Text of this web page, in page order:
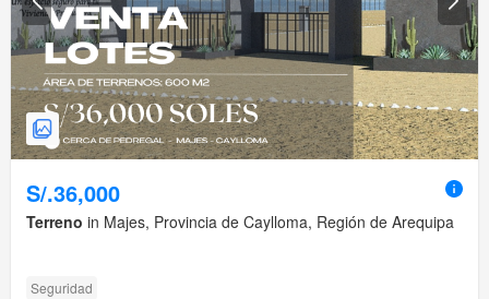
S/.36,000
Terreno in Majes, Provincia de Caylloma, Región de Arequipa
Seguridad